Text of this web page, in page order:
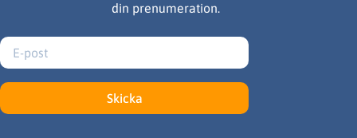
din prenumeration.
Skicka